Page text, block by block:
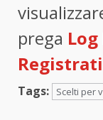
prega Log
Registrati
Tags: Scelti per